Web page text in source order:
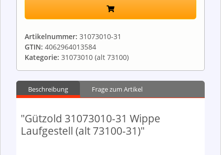
Artikelnummer: 31073010-31
GTIN: 4062964013584
Kategorie: 31073010 (alt 73100)
Beschreibung Frage zum Artikel
"Gützold 31073010-31 Wippe
Laufgestell (alt 73100-31)"